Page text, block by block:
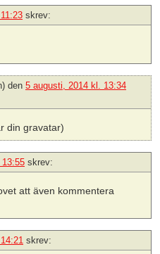
skrev:
den 5 augusti, 2014 kl. 13:34
din gravatar)
skrev:
att även kommentera
skrev: